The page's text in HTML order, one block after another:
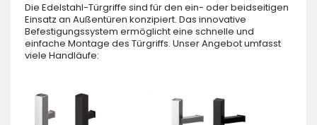
Die Edelstahl-Türgriffe sind für den ein- oder beidseitigen
Einsatz an Außentüren konzipiert. Das innovative
Befestigungssystem ermöglicht eine schnelle und
einfache Montage des Türgriffs. Unser Angebot umfasst
viele Handläufe: